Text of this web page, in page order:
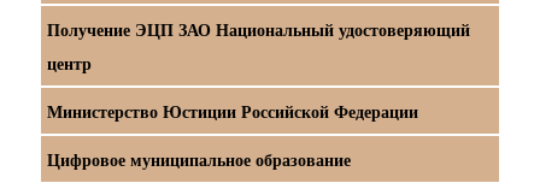
Получение ЭЦП ЗАО Национальный удостоверяющий
центр
Министерство Юстиции Российской Федерации
Цифровое муниципальное образование